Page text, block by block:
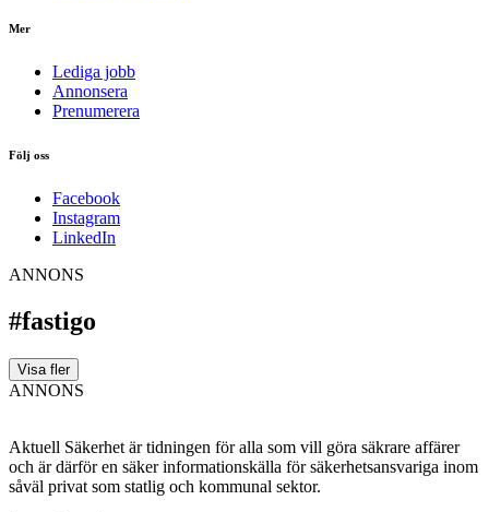
Mer
Lediga jobb
Annonsera
Prenumerera
Följ oss
Facebook
Instagram
LinkedIn
ANNONS
#fastigo
Visa fler
ANNONS
Aktuell Säkerhet är tidningen för alla som vill göra säkrare affärer
och är därför en säker informationskälla för säkerhets­ansvariga inom
såväl privat som statlig och kommunal sektor.